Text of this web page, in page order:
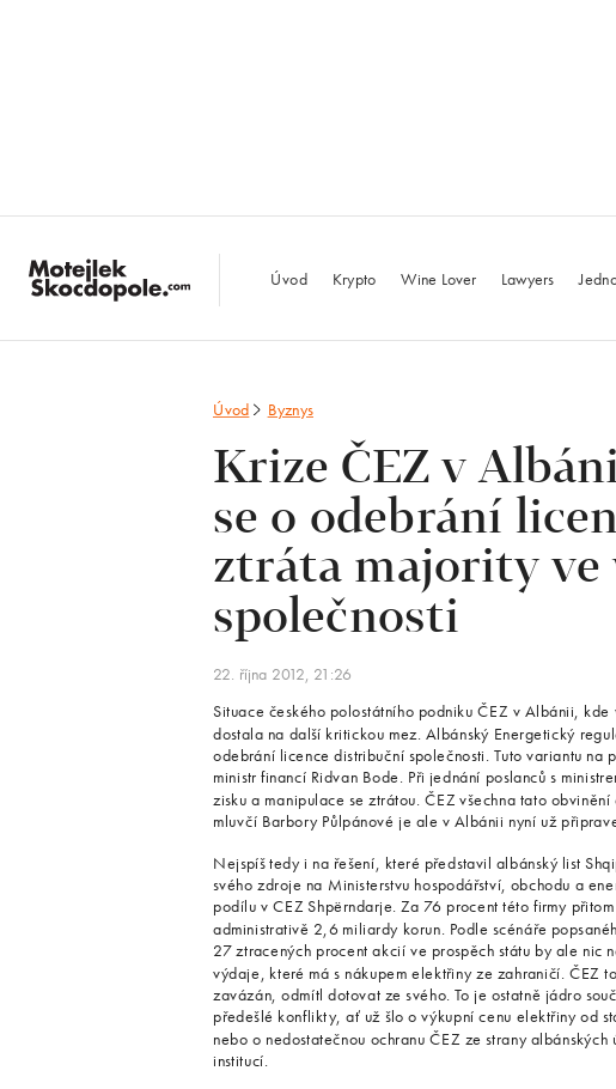
Úvod Krypto Wine Lover Lawyers
Úvod Byznys
Krize ČEZ v
se o odebrání
ztráta majority ve
společnosti
22. října 2012, 21:26
Situace českého polostátního podniku ČEZ v Albánii,
dostala na další kritickou mez. Albánský Energetický
odebrání licence distribuční společnosti. Tuto variantu
ministr financí Ridvan Bode. Při jednání poslanců s
zisku a manipulace se ztrátou. ČEZ všechna tato
mluvčí Barbory Půlpánové je ale v Albánii nyní už
Nejspíš tedy i na řešení, které představil albánský list
svého zdroje na Ministerstvu hospodářství, obchodu a
podílu v CEZ Shpërndarje. Za 76 procent této firmy
administrativě 2,6 miliardy korun. Podle scénáře
27 ztracených procent akcií ve prospěch státu by ale nic
výdaje, které má s nákupem elektřiny ze zahraničí. ČEZ
zavázán, odmítl dotovat ze svého. To je ostatně jádro
předešlé konflikty, ať už šlo o výkupní cenu elektřiny od
nebo o nedostatečnou ochranu ČEZ ze strany
institucí.